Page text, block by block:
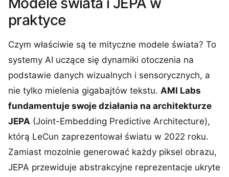
praktyce
Czym właściwie są te mityczne modele świata? To
systemy AI uczące się dynamiki otoczenia na
podstawie danych wizualnych i sensorycznych, a
nie tylko mielenia gigabajtów tekstu. AMI Labs
fundamentuje swoje działania na architekturze
JEPA (Joint-Embedding Predictive Architecture),
którą LeCun zaprezentował światu w 2022 roku.
Zamiast mozolnie generować każdy piksel obrazu,
JEPA przewiduje abstrakcyjne reprezentacje ukryte